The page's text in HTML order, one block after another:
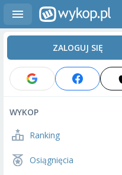
ZALOGUJ SIĘ
WYKOP
Ranking
Osiągnięcia